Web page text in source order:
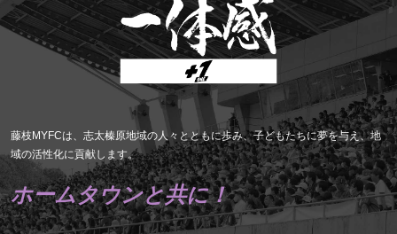
藤枝MYFCは、志太榛原地域の人々とともに歩み、子どもたちに夢を与え、地
域の活性化に貢献します。
ホームタウンと共に！